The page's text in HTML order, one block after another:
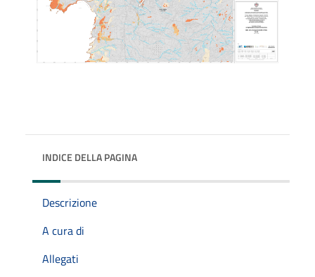
INDICE DELLA PAGINA
Descrizione
A cura di
Allegati